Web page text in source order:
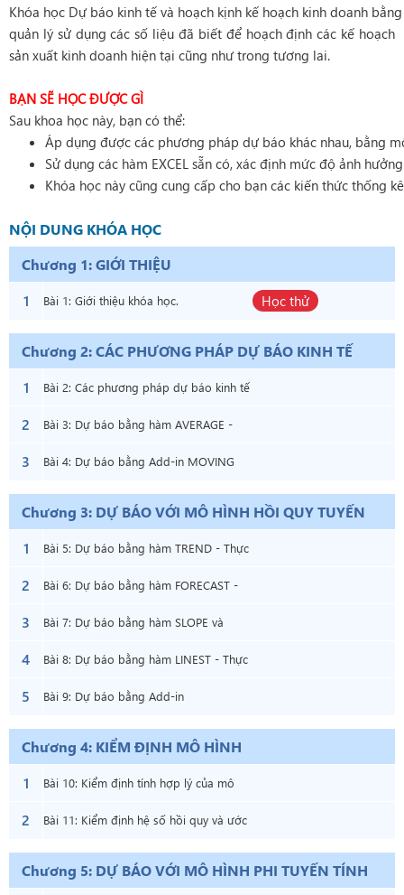
Khóa học Dự báo kinh tế và hoạch kịnh kế hoạch kinh doanh
quản lý sử dụng các số liệu đã biết để hoạch định các kế hoạch
sản xuất kinh doanh hiện tại cũng như trong tương lai.
BẠN SẼ HỌC ĐƯỢC GÌ
Sau khoa học này, bạn có thể:
Áp dụng được các phương pháp dự báo khác nhau, bằng
Sử dụng các hàm EXCEL sẵn có, xác định mức độ ảnh
Khóa học này cũng cung cấp cho bạn các kiến thức thống
NỘI DUNG KHÓA HỌC
Chương 1: GIỚI THIỆU
1
Bài 1: Giới thiệu khóa học. Học thử
Chương 2: CÁC PHƯƠNG PHÁP DỰ BÁO KINH TẾ
1
Bài 2: Các phương pháp dự báo kinh tế
- Lý thuyết
2 Bài 3: Dự báo bằng hàm AVERAGE -
Thực hành
3 Bài 4: Dự báo bằng Add-in MOVING
AVERAGE - Thực hành
Chương 3: DỰ BÁO VỚI MÔ HÌNH HỒI QUY TUYẾN
TÍNH
1 Bài 5: Dự báo bằng hàm TREND - Thực
hành
2 Bài 6: Dự báo bằng hàm FORECAST -
Thực hành
3 Bài 7: Dự báo bằng hàm SLOPE và
INTERCEPT - Thực hành
4 Bài 8: Dự báo bằng hàm LINEST - Thực
hành
5 Bài 9: Dự báo bằng Add-in
REGRESSION - Thực hành
Chương 4: KIỂM ĐỊNH MÔ HÌNH
1
Bài 10: Kiểm định tính hợp lý của mô
hình tổng thể
2 Bài 11: Kiểm định hệ số hồi quy và ước
lượng khoảng
Chương 5: DỰ BÁO VỚI MÔ HÌNH PHI TUYẾN TÍNH